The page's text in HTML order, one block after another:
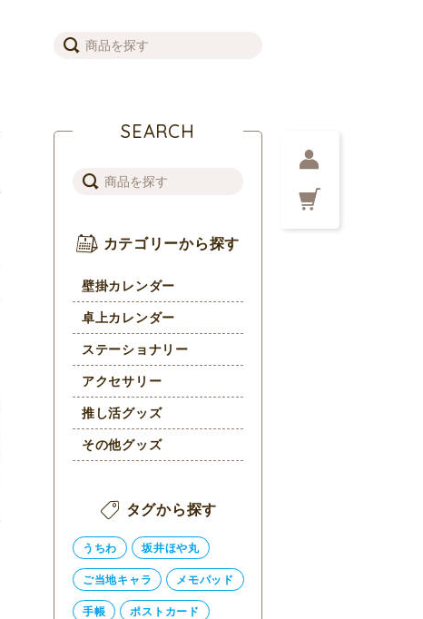
SEARCH
カテゴリーから探す
壁掛カレンダー
卓上カレンダー
ステーショナリー
アクセサリー
推し活グッズ
その他グッズ
タグから探す
うちわ 坂井ほや丸
ご当地キャラ メモパッド
手帳 ポストカード